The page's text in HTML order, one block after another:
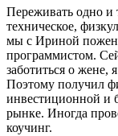
Переживать одно
техническое,
мы с Ириной
программистом.
заботиться о жене,
Поэтому получил
инвестиционной и
рынке. Иногда
коучинг.